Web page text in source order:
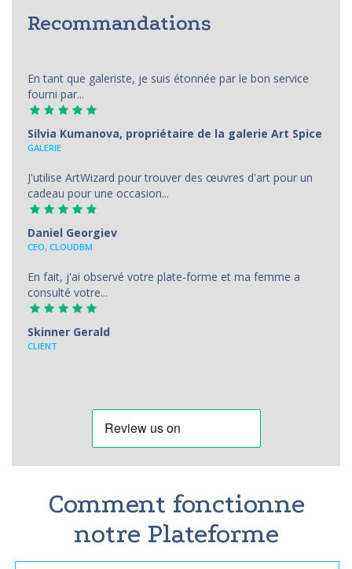
Recommandations
En tant que galeriste, je suis étonnée par le bon service
fourni par...
Silvia Kumanova, propriétaire de la galerie Art Spice
GALERIE
J'utilise ArtWizard pour trouver des œuvres d'art pour un
cadeau pour une occasion...
Daniel Georgiev
CEO, CLOUDBM
En fait, j'ai observé votre plate-forme et ma femme a
consulté votre...
Skinner Gerald
CLIENT
Comment fonctionne
notre Plateforme